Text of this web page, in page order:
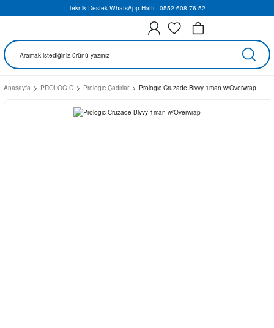
Teknik Destek WhatsApp Hattı : 0552 608 76 52
Anasayfa PROLOGIC Prologic Çadırlar Prologıc Cruzade Bivvy 1man w/Overwrap